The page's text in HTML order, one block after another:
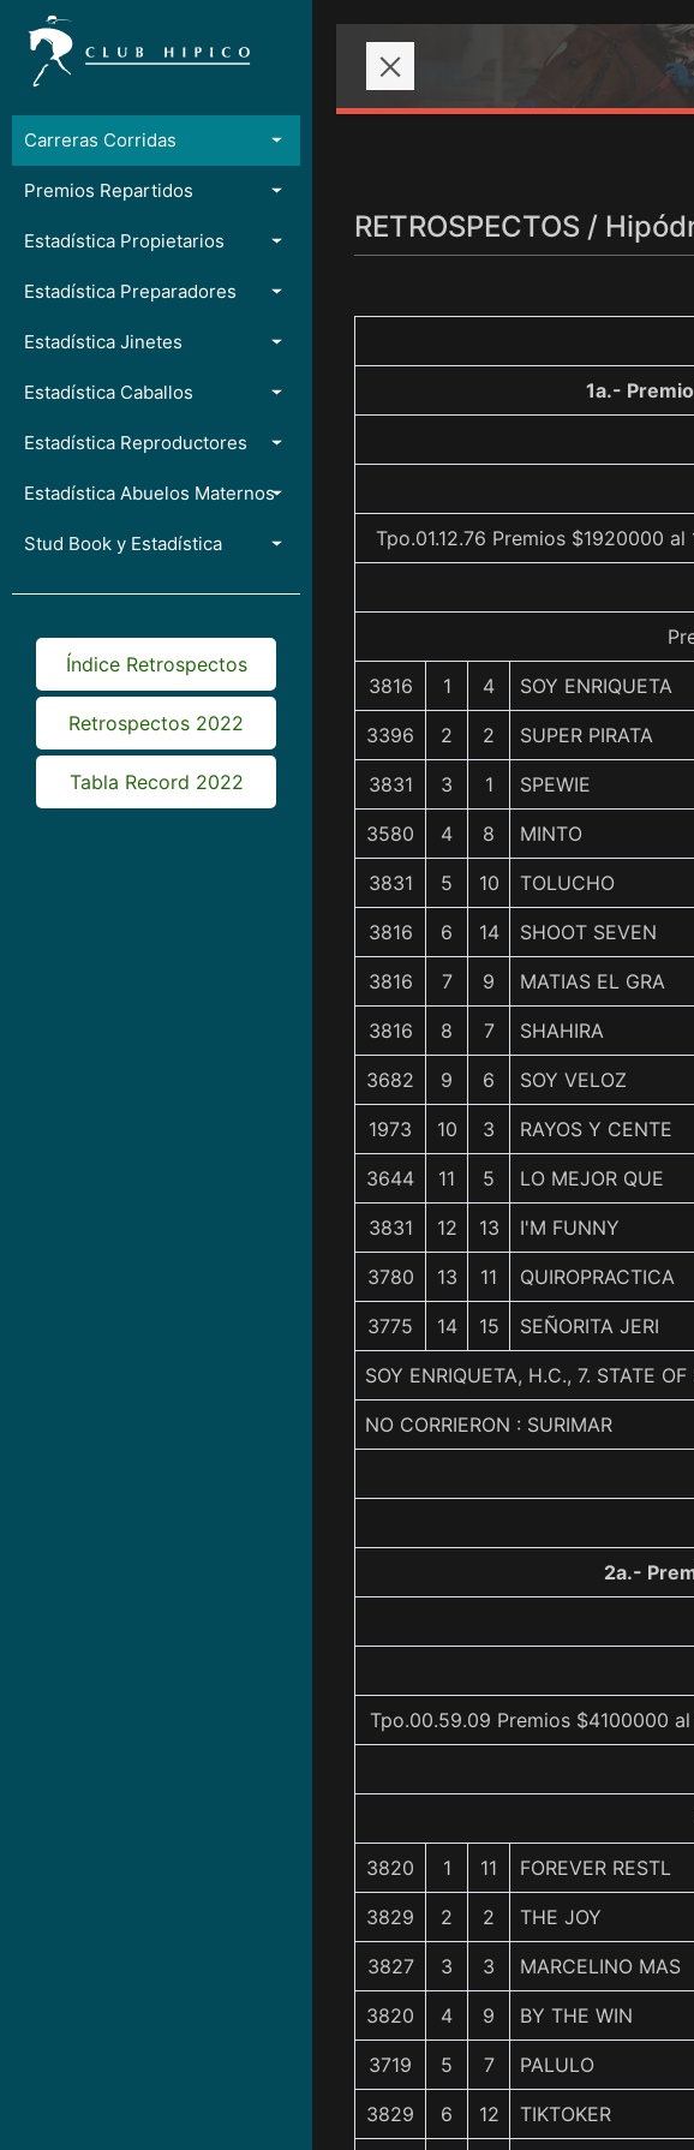
Carreras Corridas
Premios Repartidos
Estadística Propietarios
Estadística Preparadores
Estadística Jinetes
Estadística Caballos
Estadística Reproductores
Estadística Abuelos Maternos
Stud Book y Estadística
Índice Retrospectos
Retrospectos 2022
Tabla Record 2022
RETROSPECTOS /
1a.-
Tpo.01.12.76 Premios $1920000
3816 1 4 SOY ENRIQUETA
3396 2 2 SUPER PIRATA
3831 3 1 SPEWIE
3580 4 8 MINTO
3831 5 10 TOLUCHO
3816 6 14 SHOOT SEVEN
3816 7 9 MATIAS EL GRA
3816 8 7 SHAHIRA
3682 9 6 SOY VELOZ
1973 10 3 RAYOS Y CENTE
3644 11 5 LO MEJOR QUE
3831 12 13 I'M FUNNY
3780 13 11 QUIROPRACTICA
3775 14 15 SEÑORITA JERI
SOY ENRIQUETA, H.C., 7. STATE
NO CORRIERON : SURIMAR
2a.-
Tpo.00.59.09 Premios $4100000
3820 1 11 FOREVER RESTL
3829 2 2 THE JOY
3827 3 3 MARCELINO MAS
3820 4 9 BY THE WIN
3719 5 7 PALULO
3829 6 12 TIKTOKER